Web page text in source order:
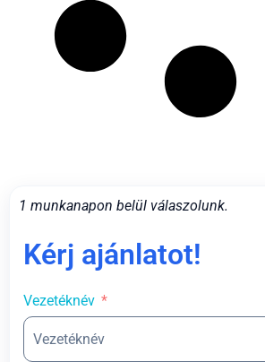
1 munkanapon belül válaszolunk.
Kérj ajánlatot!
Vezetéknév